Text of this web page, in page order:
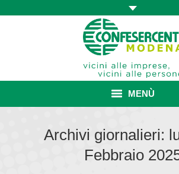
MENÙ
ASSOCIAZIONE
Archivi giornalieri:
Febbraio